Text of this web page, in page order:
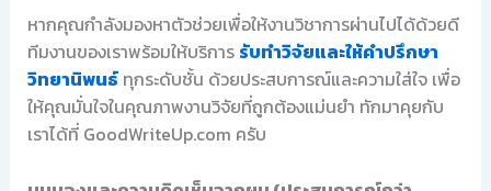
หากคุณกำลังมองหาตัวช่วยเพื่อให้งานวิชาการผ่านไปได้ด้วยดี
ทีมงานของเราพร้อมให้บริการ รับทำวิจัยและให้คำปรึกษา
วิทยานิพนธ์ทุกระดับชั้น ด้วยประสบการณ์และความใส่ใจ เพื่อ
ให้คุณมั่นใจในคุณภาพงานวิจัยที่ถูกต้องแม่นยำ ทักมาคุยกับ
เราได้ที่ GoodWriteUp.com ครับ